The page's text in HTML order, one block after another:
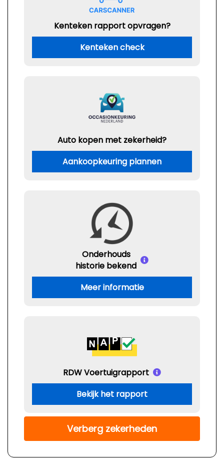
Kenteken rapport opvragen?
Kenteken check
Auto kopen met zekerheid?
Aankoopkeuring plannen
Onderhouds
historie bekend
Meer informatie
RDW Voertuigrapport
Bekijk het rapport
Verberg zekerheden